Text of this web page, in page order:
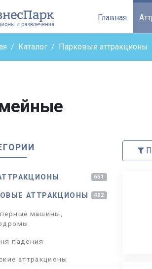
Бизнес парк -
Главная
Каталог Парковые аттракционы
651
АТТРАКЦИОНЫ 402
машины,
падения
аттракционы